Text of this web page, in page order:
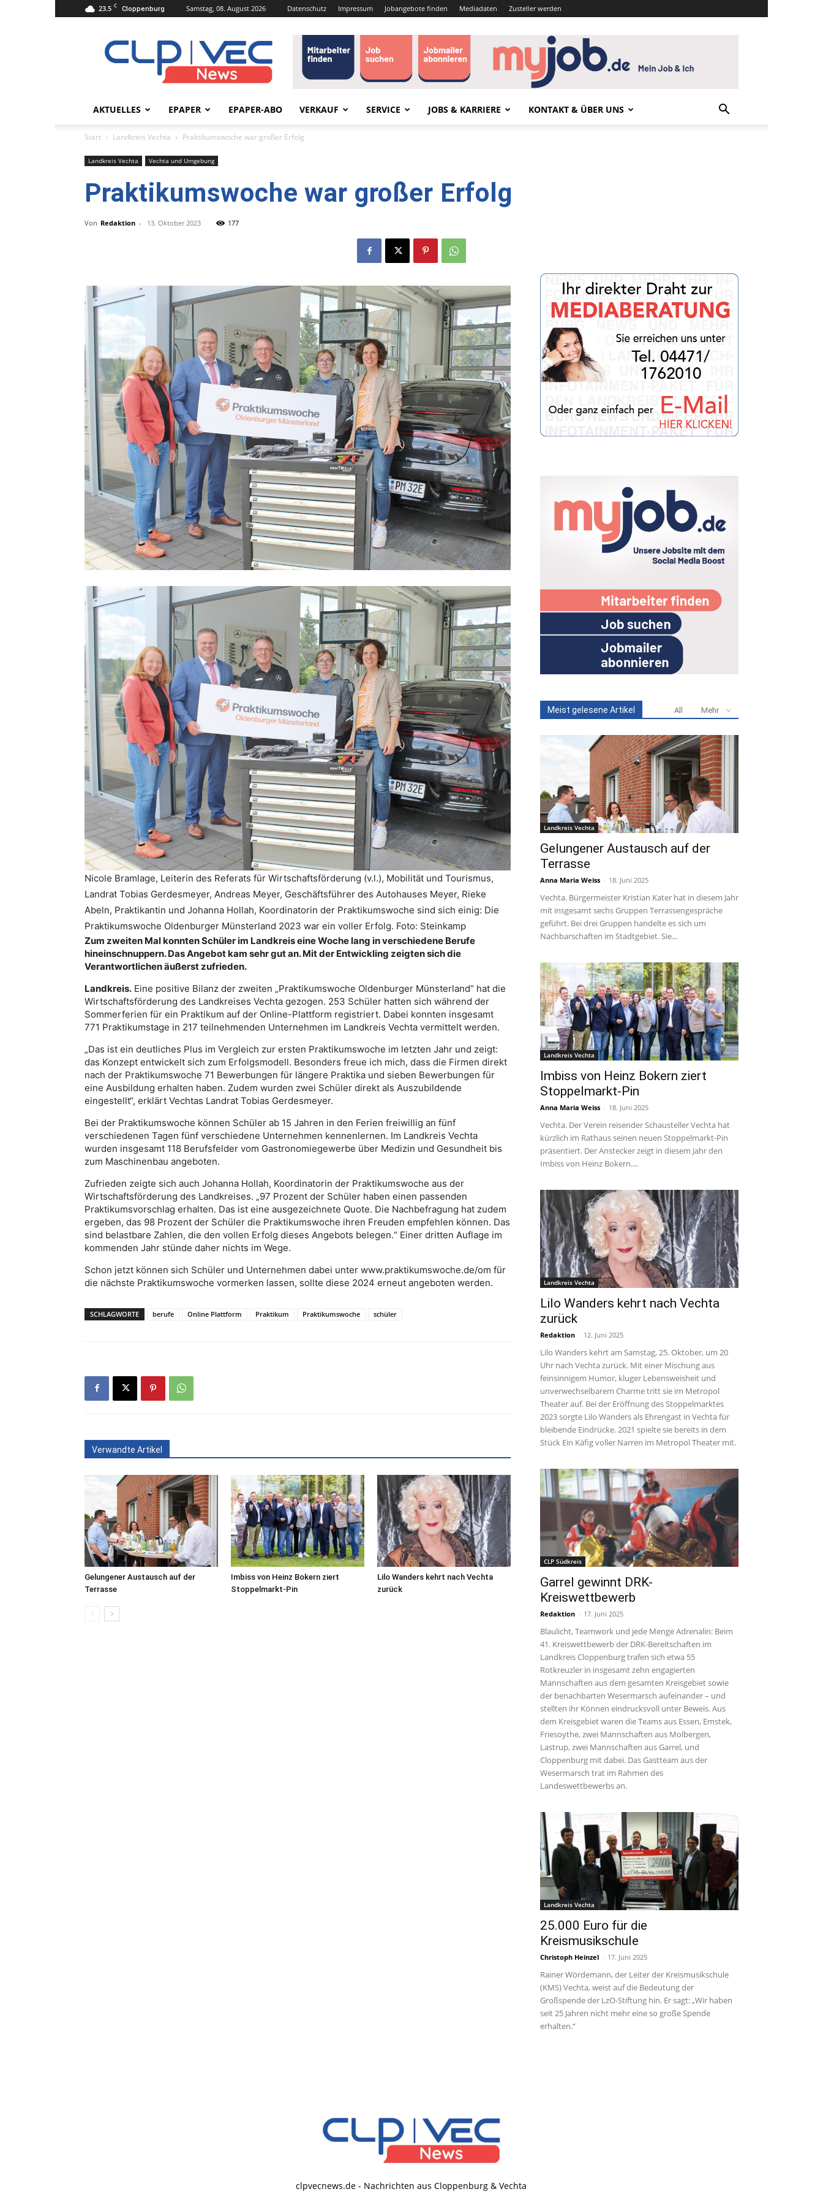
23.5 C Cloppenburg Samstag, 08. August 2026 Datenschutz Impressum Jobangebote finden Mediadaten Zusteller werden
clpvecnews.de
AKTUELLES EPAPER EPAPER-ABO VERKAUF SERVICE JOBS & KARRIERE KONTAKT & ÜBER UNS
Start Landkreis Vechta Praktikumswoche war großer Erfolg
Landkreis Vechta Vechta und Umgebung
Praktikumswoche war großer Erfolg
Von Redaktion - 13. Oktober 2023 177
Nicole Bramlage, Leiterin des Referats für Wirtschaftsförderung (v.l.), Mobilität und Tourismus,
Landrat Tobias Gerdesmeyer, Andreas Meyer, Geschäftsführer des Autohauses Meyer, Rieke
Abeln, Praktikantin und Johanna Hollah, Koordinatorin der Praktikumswoche sind sich einig: Die
Praktikumswoche Oldenburger Münsterland 2023 war ein voller Erfolg. Foto: Steinkamp
Zum zweiten Mal konnten Schüler im Landkreis eine Woche lang in verschiedene Berufe
hineinschnuppern. Das Angebot kam sehr gut an. Mit der Entwickling zeigten sich die
Verantwortlichen äußerst zufrieden.
Landkreis. Eine positive Bilanz der zweiten „Praktikumswoche Oldenburger Münsterland“ hat die
Wirtschaftsförderung des Landkreises Vechta gezogen. 253 Schüler hatten sich während der
Sommerferien für ein Praktikum auf der Online-Plattform registriert. Dabei konnten insgesamt
771 Praktikumstage in 217 teilnehmenden Unternehmen im Landkreis Vechta vermittelt werden.
„Das ist ein deutliches Plus im Vergleich zur ersten Praktikumswoche im letzten Jahr und zeigt:
das Konzept entwickelt sich zum Erfolgsmodell. Besonders freue ich mich, dass die Firmen direkt
nach der Praktikumswoche 71 Bewerbungen für längere Praktika und sieben Bewerbungen für
eine Ausbildung erhalten haben. Zudem wurden zwei Schüler direkt als Auszubildende
eingestellt“, erklärt Vechtas Landrat Tobias Gerdesmeyer.
Bei der Praktikumswoche können Schüler ab 15 Jahren in den Ferien freiwillig an fünf
verschiedenen Tagen fünf verschiedene Unternehmen kennenlernen. Im Landkreis Vechta
wurden insgesamt 118 Berufsfelder vom Gastronomiegewerbe über Medizin und Gesundheit bis
zum Maschinenbau angeboten.
Zufrieden zeigte sich auch Johanna Hollah, Koordinatorin der Praktikumswoche aus der
Wirtschaftsförderung des Landkreises. „97 Prozent der Schüler haben einen passenden
Praktikumsvorschlag erhalten. Das ist eine ausgezeichnete Quote. Die Nachbefragung hat zudem
ergeben, das 98 Prozent der Schüler die Praktikumswoche ihren Freuden empfehlen können. Das
sind belastbare Zahlen, die den vollen Erfolg dieses Angebots belegen.“ Einer dritten Auflage im
kommenden Jahr stünde daher nichts im Wege.
Schon jetzt können sich Schüler und Unternehmen dabei unter www.praktikumswoche.de/om für
die nächste Praktikumswoche vormerken lassen, sollte diese 2024 erneut angeboten werden.
SCHLAGWORTE berufe Online Plattform Praktikum Praktikumswoche schüler
Verwandte Artikel
Gelungener Austausch auf der
Terrasse
Imbiss von Heinz Bokern ziert
Stoppelmarkt-Pin
Lilo Wanders kehrt nach Vechta
zurück
Meist gelesene Artikel All Mehr
Landkreis Vechta
Gelungener Austausch auf der
Terrasse
Anna Maria Weiss - 18. Juni 2025
Vechta. Bürgermeister Kristian Kater hat in diesem Jahr
mit insgesamt sechs Gruppen Terrassengespräche
geführt. Bei drei Gruppen handelte es sich um
Nachbarschaften im Stadtgebiet. Sie...
Landkreis Vechta
Imbiss von Heinz Bokern ziert
Stoppelmarkt-Pin
Anna Maria Weiss - 18. Juni 2025
Vechta. Der Verein reisender Schausteller Vechta hat
kürzlich im Rathaus seinen neuen Stoppelmarkt-Pin
präsentiert. Der Anstecker zeigt in diesem Jahr den
Imbiss von Heinz Bokern....
Landkreis Vechta
Lilo Wanders kehrt nach Vechta
zurück
Redaktion - 12. Juni 2025
Lilo Wanders kehrt am Samstag, 25. Oktober, um 20
Uhr nach Vechta zurück. Mit einer Mischung aus
feinsinnigem Humor, kluger Lebensweisheit und
unverwechselbarem Charme tritt sie im Metropol
Theater auf. Bei der Eröffnung des Stoppelmarktes
2023 sorgte Lilo Wanders als Ehrengast in Vechta für
bleibende Eindrücke. 2021 spielte sie bereits in dem
Stück Ein Käfig voller Narren im Metropol Theater mit.
CLP Südkreis
Garrel gewinnt DRK-
Kreiswettbewerb
Redaktion - 17. Juni 2025
Blaulicht, Teamwork und jede Menge Adrenalin: Beim
41. Kreiswettbewerb der DRK-Bereitschaften im
Landkreis Cloppenburg trafen sich etwa 55
Rotkreuzler in insgesamt zehn engagierten
Mannschaften aus dem gesamten Kreisgebiet sowie
der benachbarten Wesermarsch aufeinander – und
stellten ihr Können eindrucksvoll unter Beweis. Aus
dem Kreisgebiet waren die Teams aus Essen, Emstek,
Friesoythe, zwei Mannschaften aus Molbergen,
Lastrup, zwei Mannschaften aus Garrel, und
Cloppenburg mit dabei. Das Gastteam aus der
Wesermarsch trat im Rahmen des
Landeswettbewerbs an.
Landkreis Vechta
25.000 Euro für die
Kreismusikschule
Christoph Heinzel - 17. Juni 2025
Rainer Wördemann, der Leiter der Kreismusikschule
(KMS) Vechta, weist auf die Bedeutung der
Großspende der LzO-Stiftung hin. Er sagt: „Wir haben
seit 25 Jahren nicht mehr eine so große Spende
erhalten.“
clpvecnews.de - Nachrichten aus Cloppenburg & Vechta